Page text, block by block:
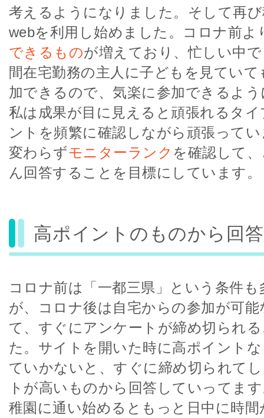
考えるようになりました。そして再
webを利用し始めました。コロナ前よ
できるものが増えており、忙しい中
間在宅勤務の主人に子どもを見てい
加できるので、気楽に参加できるよ
私は成果が目に見えると頑張れるタ
ントを頻繁に確認しながら頑張って
変わらずモニターランク を確認して
ん回答することを目標にしています。
高ポイントのものから回
コロナ前は「一都三県」という条件
が、コロナ後は自宅からの参加が可
て、すぐにアンケートが締め切られ
た。サイトを開いた時に高ポイント
ていかないと、すぐに締め切られて
トが高いものから回答していってま
稚園に通い始めるともっと日中に時